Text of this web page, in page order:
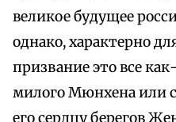
великое будущее
однако, характерно
призвание это все
милого Мюнхена или
его сердцу берегов